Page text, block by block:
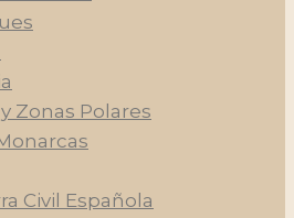
Zonas Polares
Civil Española